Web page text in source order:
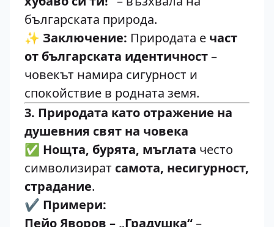
българската природа.
✨ Заключение: Природата е част
от българската идентичност–
човекът намира сигурност и
спокойствие в родната земя.
3. Природата като отражение на
душевния свят на човека
✅ Нощта, бурята, мъглата често
символизират самота, несигурност,
страдание.
✔️ Примери:
Пейо Яворов – „Градушка“–